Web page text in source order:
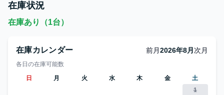
在庫状況
在庫あり（1台）
在庫カレンダー 前月2026年8月 次月
各日の在庫可能数
日
月 火 水 木 金
土
1